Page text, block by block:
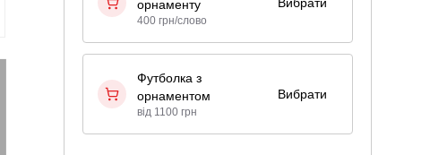
орнаменту
400 грн/слово
Футболка з
орнаментом
від 1100 грн
Вибрати